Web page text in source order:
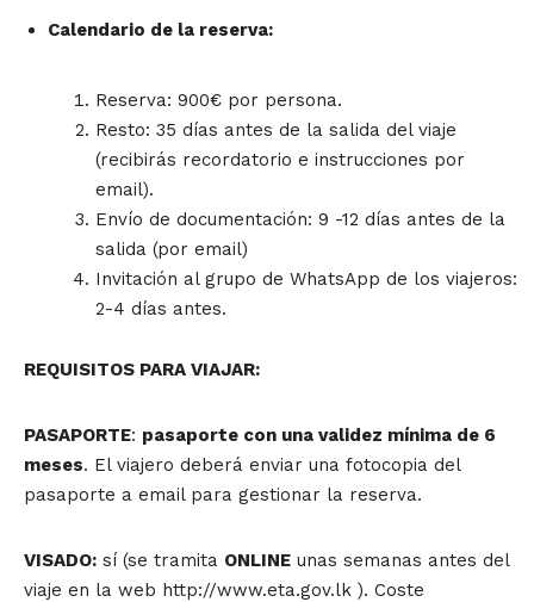
Calendario de la reserva:
Reserva: 900€ por persona.
Resto: 35 días antes de la salida del viaje
(recibirás recordatorio e instrucciones por
email).
Envío de documentación: 9 -12 días antes de la
salida (por email)
Invitación al grupo de WhatsApp de los viajeros:
2-4 días antes.
REQUISITOS PARA VIAJAR:
PASAPORTE: pasaporte con una validez mínima de 6
meses. El viajero deberá enviar una fotocopia del
pasaporte a email para gestionar la reserva.
VISADO: sí (se tramita ONLINE unas semanas antes del
viaje en la web http://www.eta.gov.lk ). Coste